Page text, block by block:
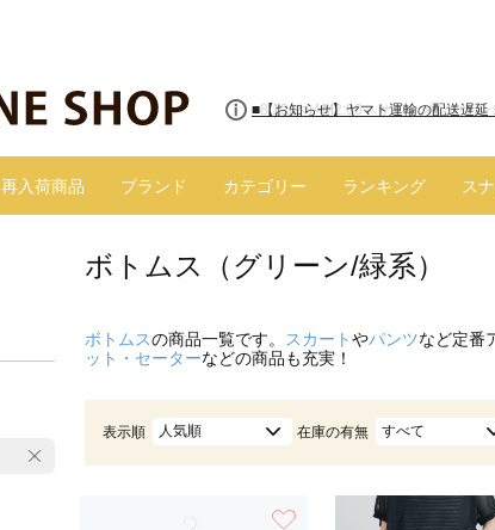
■【お知らせ】ヤマト運輸の配送遅延
再入荷商品 ブランド カテゴリー ランキング ス
ボトムス（グリーン/緑系）
ボトムスの商品一覧です。 スカートやパンツなど定番
ット・セーターなどの商品も充実！
表示順 人気順 在庫の有無 すべて